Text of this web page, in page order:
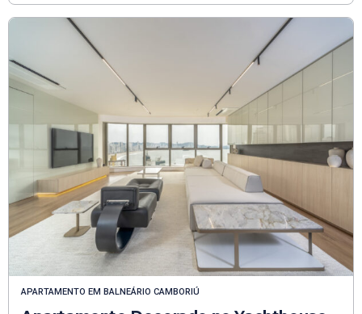
APARTAMENTO EM BALNEÁRIO CAMBORIÚ